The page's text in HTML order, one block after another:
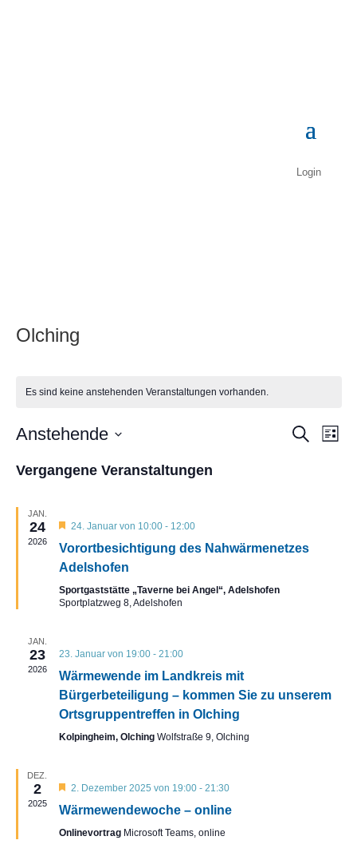
Login
Olching
Es sind keine anstehenden Veranstaltungen vorhanden.
Suche
Liste
Anstehende
wählen.
Vergangene Veranstaltungen
JAN.
24
2026
Hervorgehoben
24. Januar von 10:00- 12:00
Vorortbesichtigung des Nahwärmenetzes
Adelshofen
Sportgaststätte „Taverne bei Angel“, Adelshofen
Sportplatzweg 8, Adelshofen
JAN.
23
2026
23. Januar von 19:00- 21:00
Wärmewende im Landkreis mit
Bürgerbeteiligung – kommen Sie zu unserem
Ortsgruppentreffen in Olching
Kolpingheim, Olching Wolfstraße 9, Olching
DEZ.
2
2025
Hervorgehoben
2. Dezember 2025 von 19:00- 21:30
Wärmewendewoche – online
Onlinevortrag Microsoft Teams, online